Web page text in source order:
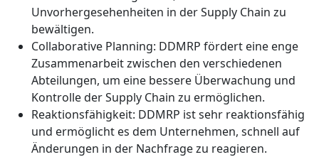
Unvorhergesehenheiten in der Supply Chain zu
bewältigen.
Collaborative Planning: DDMRP fördert eine enge
Zusammenarbeit zwischen den verschiedenen
Abteilungen, um eine bessere Überwachung und
Kontrolle der Supply Chain zu ermöglichen.
Reaktionsfähigkeit: DDMRP ist sehr reaktionsfähig
und ermöglicht es dem Unternehmen, schnell auf
Änderungen in der Nachfrage zu reagieren.